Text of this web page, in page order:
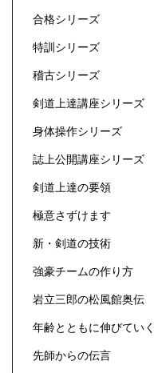
合格シリーズ
特訓シリーズ
稽古シリーズ
剣道上達講座シリーズ
身体操作シリーズ
誌上公開講座シリーズ
剣道上達の要領
極意さずけます
新・剣道の技術
強豪チームの作り方
岩立三郎の松風館奥伝
年齢とともに伸びてい
先師からの伝言